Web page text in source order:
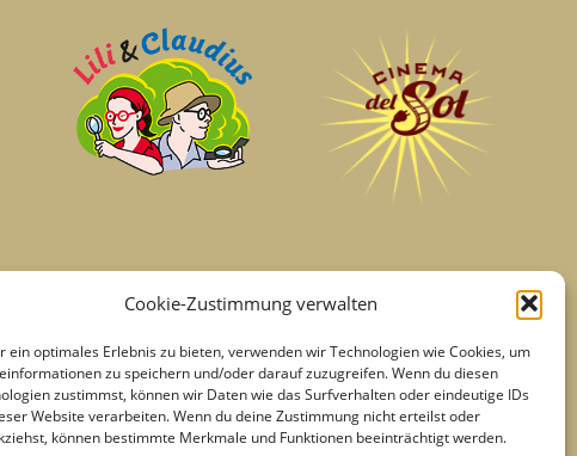
Cookie-Zustimmung verwalten
ein optimales Erlebnis zu bieten, verwenden wir Technologien wie Cookies, um
zu speichern und/oder darauf zuzugreifen. Wenn du diesen
zustimmst, können wir Daten wie das Surfverhalten oder eindeutige IDs
Website verarbeiten. Wenn du deine Zustimmung nicht erteilst oder
können bestimmte Merkmale und Funktionen beeinträchtigt werden.